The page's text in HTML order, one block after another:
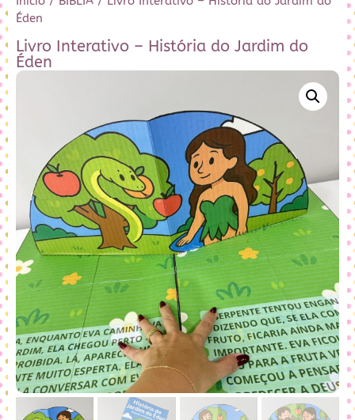
Éden
Livro Interativo – História do Jardim do
Éden